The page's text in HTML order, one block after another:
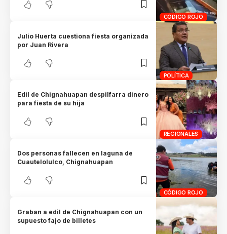
CÓDIGO ROJO
POLÍTICA
Julio Huerta cuestiona fiesta organizada
por Juan Rivera
REGIONALES
Edil de Chignahuapan despilfarra dinero
para fiesta de su hija
CÓDIGO ROJO
Dos personas fallecen en laguna de
Cuautelolulco, Chignahuapan
Graban a edil de Chignahuapan con un
supuesto fajo de billetes